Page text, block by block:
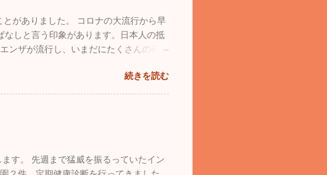
がありました。 コロナの大流行から早
なしと言う印象があります。日本人の抵
ンザが流行し、いまだにたくさんの罹患
めほとんどの医療機関が休みなので、体
々ありました。一番がっかりしたこと
たことです。自分のミスなので仕方は
落ち込みました。仕事の忙しさを理由に
から憧れていたブルーインパルス。ブル
続きを読む
す。 先週まで猛威を振るっていたイン